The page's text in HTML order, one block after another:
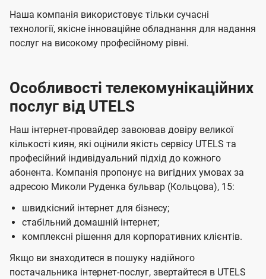
Наша компанія використовує тільки сучасні
технології, якісне інноваційне обладнання для надання
послуг на високому професійному рівні.
Особливості телекомунікаційних
послуг від UTELS
Наш інтернет-провайдер завоював довіру великої
кількості киян, які оцінили якість сервісу UTELS та
професійний індивідуальний підхід до кожного
абонента. Компанія пропонує на вигідних умовах за
адресою Миколи Руденка бульвар (Кольцова), 15:
швидкісний інтернет для бізнесу;
стабільний домашній інтернет;
комплексні рішення для корпоративних клієнтів.
Якщо ви знаходитеся в пошуку надійного
постачальника інтернет-послуг, звертайтеся в UTELS